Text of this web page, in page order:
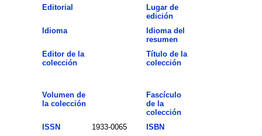
Editorial
Lugar de
edición
Idioma
Idioma del
resumen
Editor de la
colección
Título de la
colección
Volumen de
la colección
Fascículo
de la
colección
ISSN
1933-0065
ISBN